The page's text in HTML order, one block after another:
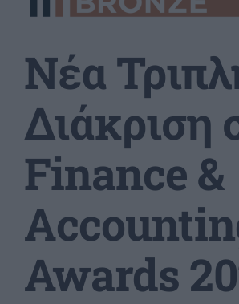
Νέα
Διάκριση
Finance &
Awards